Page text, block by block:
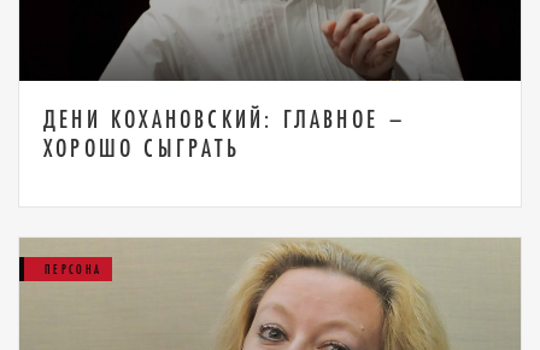
ДЕНИ КОХАНОВСКИЙ: ГЛАВНОЕ –
ХОРОШО СЫГРАТЬ
ПЕРСОНА